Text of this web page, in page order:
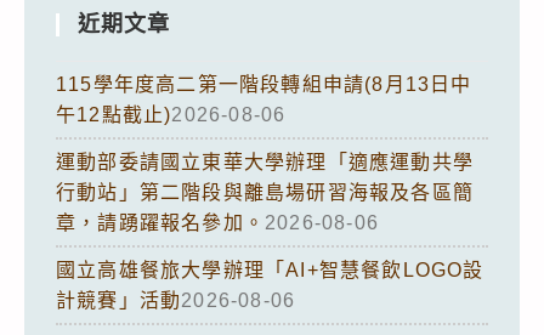
近期文章
115學年度高二第一階段轉組申請(8月13日中
午12點截止)2026-08-06
運動部委請國立東華大學辦理「適應運動共學
行動站」第二階段與離島場研習海報及各區簡
章，請踴躍報名參加。 2026-08-06
國立高雄餐旅大學辦理「AI+智慧餐飲LOGO設
計競賽」活動2026-08-06